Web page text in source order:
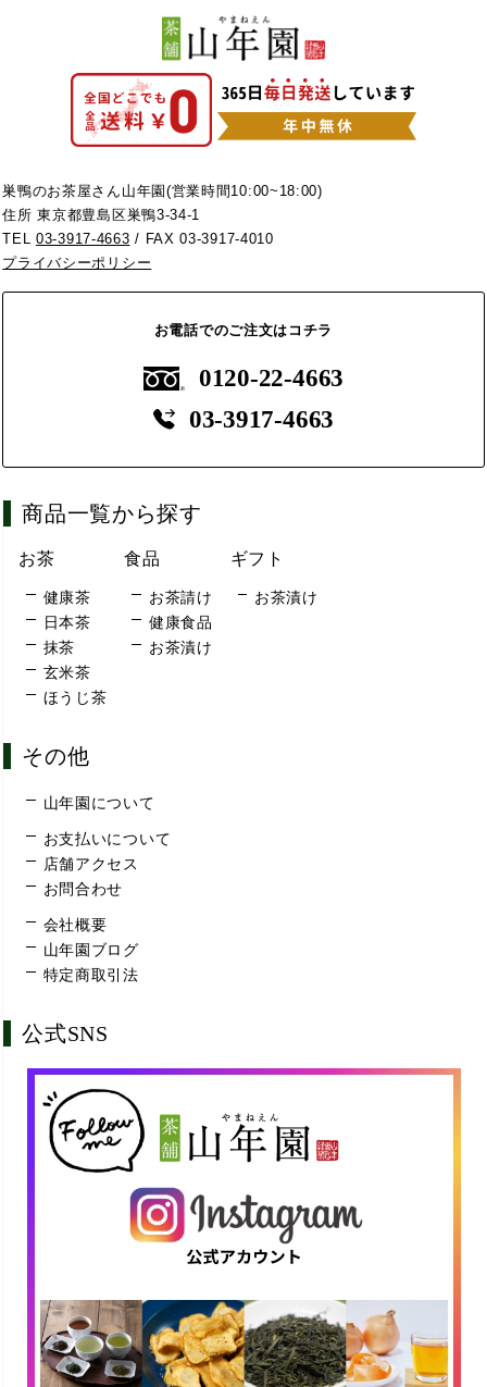
巣鴨のお茶屋さん山年園(営業時間10:00~18:00)
住所 東京都豊島区巣鴨3-34-1
TEL03-3917-4663 / FAX 03-3917-4010
プライバシーポリシー
お電話でのご注文はコチラ
0120-22-4663
03-3917-4663
商品一覧から探す
お茶
健康茶
日本茶
抹茶
玄米茶
ほうじ茶
食品
お茶請け
健康食品
お茶漬け
ギフト
お茶漬け
その他
山年園について
お支払いについて
店舗アクセス
お問合わせ
会社概要
山年園ブログ
特定商取引法
公式SNS